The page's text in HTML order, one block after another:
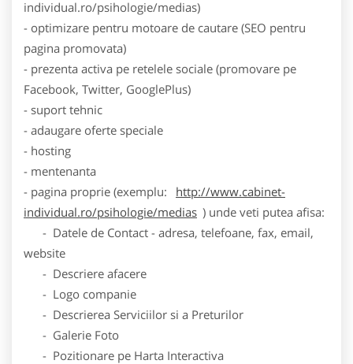
individual.ro/psihologie/medias)
- optimizare pentru motoare de cautare (SEO pentru
pagina promovata)
- prezenta activa pe retelele sociale (promovare pe
Facebook, Twitter, GooglePlus)
- suport tehnic
- adaugare oferte speciale
- hosting
- mentenanta
- pagina proprie (exemplu:
http://www.cabinet-
individual.ro/psihologie/medias ) unde veti putea afisa:
- Datele de Contact - adresa, telefoane, fax, email,
website
- Descriere afacere
- Logo companie
- Descrierea Serviciilor si a Preturilor
- Galerie Foto
- Pozitionare pe Harta Interactiva